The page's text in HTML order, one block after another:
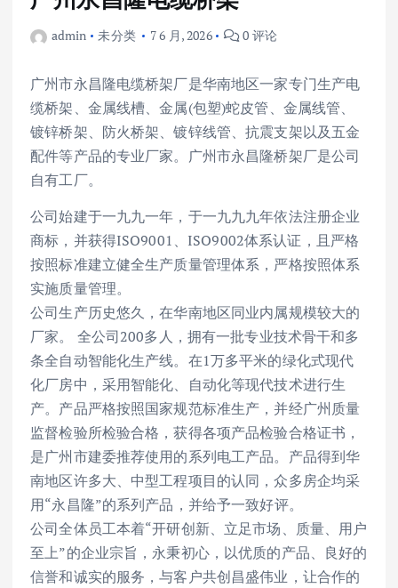
admin 未分类 7 6 月, 2026 0 评论
广州市永昌隆电缆桥架厂是华南地区一家专门生产电
缆桥架、金属线槽、金属(包塑)蛇皮管、金属线管、
镀锌桥架、防火桥架、镀锌线管、抗震支架以及五金
配件等产品的专业厂家。广州市永昌隆桥架厂是公司
自有工厂。
公司始建于一九九一年，于一九九九年依法注册企业
商标，并获得ISO9001、ISO9002体系认证，且严格
按照标准建立健全生产质量管理体系，严格按照体系
实施质量管理。
公司生产历史悠久，在华南地区同业内属规模较大的
厂家。 全公司200多人，拥有一批专业技术骨干和多
条全自动智能化生产线。在1万多平米的绿化式现代
化厂房中，采用智能化、自动化等现代技术进行生
产。产品严格按照国家规范标准生产，并经广州质量
监督检验所检验合格，获得各项产品检验合格证书，
是广州市建委推荐使用的系列电工产品。产品得到华
南地区许多大、中型工程项目的认同，众多房企均采
用“永昌隆”的系列产品，并给予一致好评。
公司全体员工本着“开研创新、立足市场、质量、用户
至上”的企业宗旨，永秉初心，以优质的产品、良好的
信誉和诚实的服务，与客户共创昌盛伟业，让合作的